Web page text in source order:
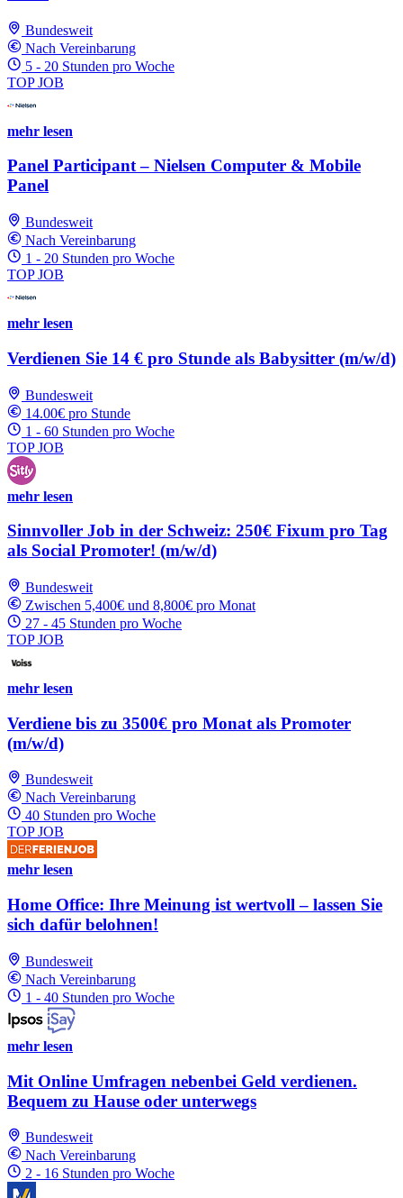
Bundesweit
Nach Vereinbarung
5 - 20 Stunden pro Woche
TOP JOB
mehr lesen
Panel Participant – Nielsen Computer & Mobile
Panel
Bundesweit
Nach Vereinbarung
1 - 20 Stunden pro Woche
TOP JOB
mehr lesen
Verdienen Sie 14 € pro Stunde als Babysitter (m/w/d)
Bundesweit
14.00€ pro Stunde
1 - 60 Stunden pro Woche
TOP JOB
mehr lesen
Sinnvoller Job in der Schweiz: 250€ Fixum pro Tag
als Social Promoter! (m/w/d)
Bundesweit
Zwischen 5,400€ und 8,800€ pro Monat
27 - 45 Stunden pro Woche
TOP JOB
mehr lesen
Verdiene bis zu 3500€ pro Monat als Promoter
(m/w/d)
Bundesweit
Nach Vereinbarung
40 Stunden pro Woche
TOP JOB
mehr lesen
Home Office: Ihre Meinung ist wertvoll – lassen Sie
sich dafür belohnen!
Bundesweit
Nach Vereinbarung
1 - 40 Stunden pro Woche
mehr lesen
Mit Online Umfragen nebenbei Geld verdienen.
Bequem zu Hause oder unterwegs
Bundesweit
Nach Vereinbarung
2 - 16 Stunden pro Woche